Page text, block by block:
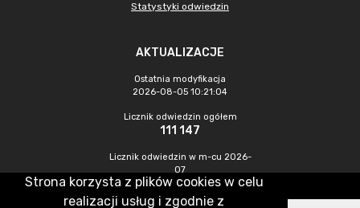
Statystyki odwiedzin
AKTUALIZACJE
Ostatnia modyfikacja
2026-08-05 10:21:04
Licznik odwiedzin ogółem
111 147
Licznik odwiedzin w m-cu 2026-
07
1 256
Strona korzysta z plików cookies w celu
realizacji usług i zgodnie z